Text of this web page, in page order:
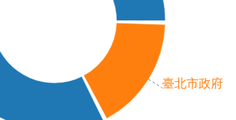
臺北市政府